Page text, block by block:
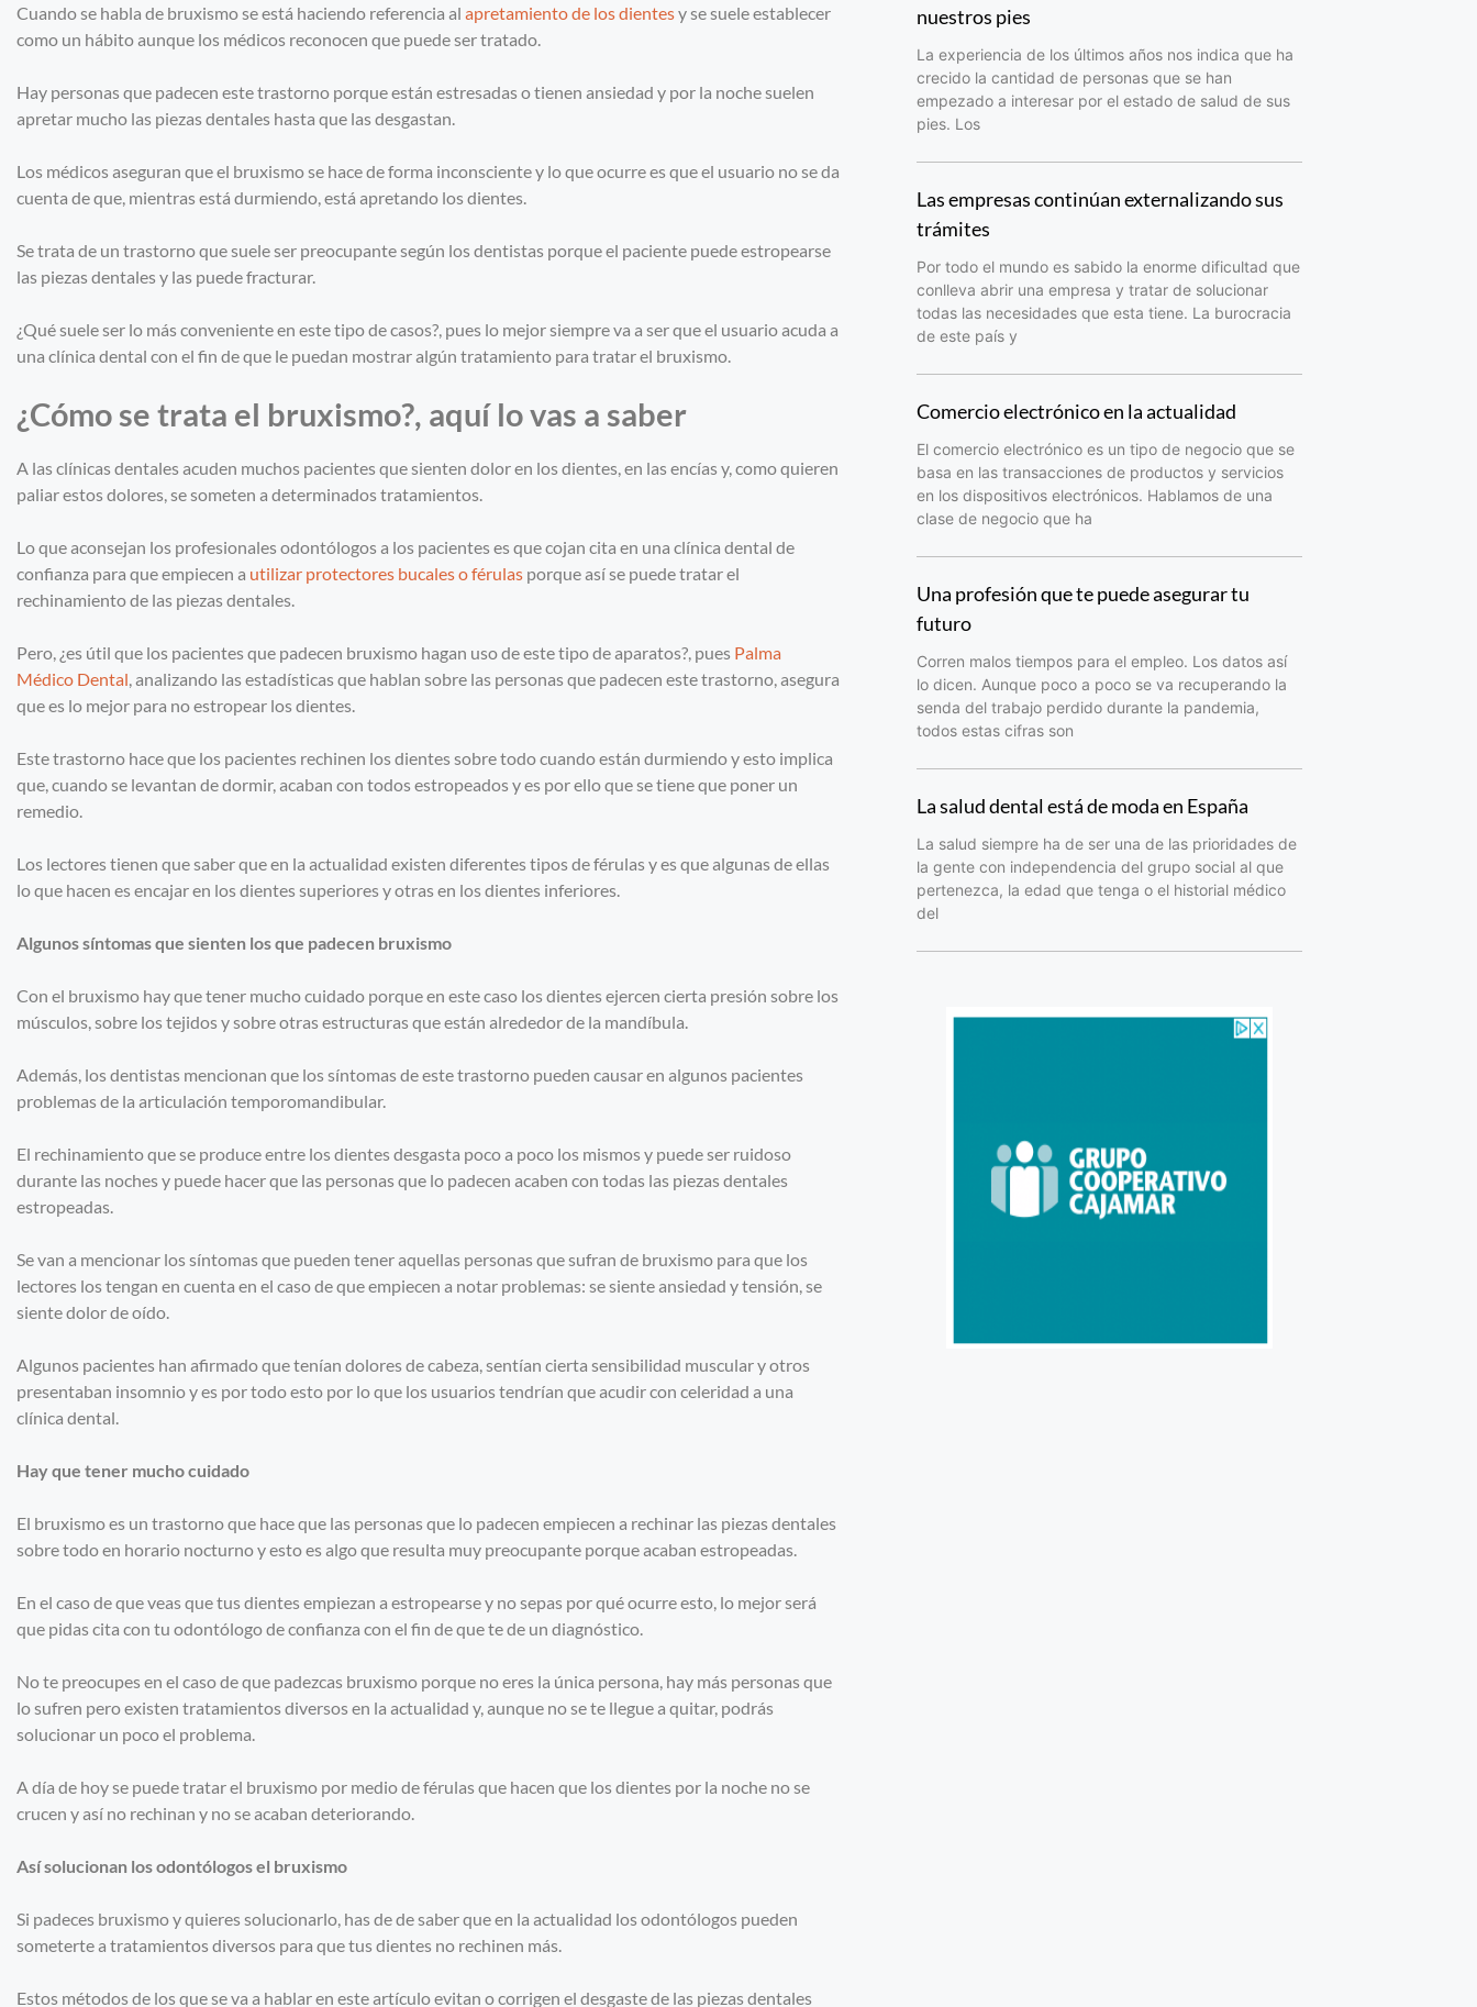
Cuando se habla de bruxismo se está haciendo referencia al apretamiento de los dientesy se suele establecer
como un hábito aunque los médicos reconocen que puede ser tratado.
Hay personas que padecen este trastorno porque están estresadas o tienen ansiedad y por la noche suelen
apretar mucho las piezas dentales hasta que las desgastan.
Los médicos aseguran que el bruxismo se hace de forma inconsciente y lo que ocurre es que el usuario no se da
cuenta de que, mientras está durmiendo, está apretando los dientes.
Se trata de un trastorno que suele ser preocupante según los dentistas porque el paciente puede estropearse
las piezas dentales y las puede fracturar.
¿Qué suele ser lo más conveniente en este tipo de casos?, pues lo mejor siempre va a ser que el usuario acuda a
una clínica dental con el fin de que le puedan mostrar algún tratamiento para tratar el bruxismo.
¿Cómo se trata el bruxismo?, aquí lo vas a saber
A las clínicas dentales acuden muchos pacientes que sienten dolor en los dientes, en las encías y, como quieren
paliar estos dolores, se someten a determinados tratamientos.
Lo que aconsejan los profesionales odontólogos a los pacientes es que cojan cita en una clínica dental de
confianza para que empiecen a utilizar protectores bucales o férulas porque así se puede tratar el
rechinamiento de las piezas dentales.
Pero, ¿es útil que los pacientes que padecen bruxismo hagan uso de este tipo de aparatos?, pues Palma
Médico Dental , analizando las estadísticas que hablan sobre las personas que padecen este trastorno, asegura
que es lo mejor para no estropear los dientes.
Este trastorno hace que los pacientes rechinen los dientes sobre todo cuando están durmiendo y esto implica
que, cuando se levantan de dormir, acaban con todos estropeados y es por ello que se tiene que poner un
remedio.
Los lectores tienen que saber que en la actualidad existen diferentes tipos de férulas y es que algunas de ellas
lo que hacen es encajar en los dientes superiores y otras en los dientes inferiores.
Algunos síntomas que sienten los que padecen bruxismo
Con el bruxismo hay que tener mucho cuidado porque en este caso los dientes ejercen cierta presión sobre los
músculos, sobre los tejidos y sobre otras estructuras que están alrededor de la mandíbula.
Además, los dentistas mencionan que los síntomas de este trastorno pueden causar en algunos pacientes
problemas de la articulación temporomandibular.
El rechinamiento que se produce entre los dientes desgasta poco a poco los mismos y puede ser ruidoso
durante las noches y puede hacer que las personas que lo padecen acaben con todas las piezas dentales
estropeadas.
Se van a mencionar los síntomas que pueden tener aquellas personas que sufran de bruxismo para que los
lectores los tengan en cuenta en el caso de que empiecen a notar problemas: se siente ansiedad y tensión, se
siente dolor de oído.
Algunos pacientes han afirmado que tenían dolores de cabeza, sentían cierta sensibilidad muscular y otros
presentaban insomnio y es por todo esto por lo que los usuarios tendrían que acudir con celeridad a una
clínica dental.
Hay que tener mucho cuidado
El bruxismo es un trastorno que hace que las personas que lo padecen empiecen a rechinar las piezas dentales
sobre todo en horario nocturno y esto es algo que resulta muy preocupante porque acaban estropeadas.
En el caso de que veas que tus dientes empiezan a estropearse y no sepas por qué ocurre esto, lo mejor será
que pidas cita con tu odontólogo de confianza con el fin de que te de un diagnóstico.
No te preocupes en el caso de que padezcas bruxismo porque no eres la única persona, hay más personas que
lo sufren pero existen tratamientos diversos en la actualidad y, aunque no se te llegue a quitar, podrás
solucionar un poco el problema.
A día de hoy se puede tratar el bruxismo por medio de férulas que hacen que los dientes por la noche no se
crucen y así no rechinan y no se acaban deteriorando.
Así solucionan los odontólogos el bruxismo
Si padeces bruxismo y quieres solucionarlo, has de de saber que en la actualidad los odontólogos pueden
someterte a tratamientos diversos para que tus dientes no rechinen más.
Estos métodos de los que se va a hablar en este artículo evitan o corrigen el desgaste de las piezas dentales
nuestros pies
La experiencia de los últimos años nos indica que ha
crecido la cantidad de personas que se han
empezado a interesar por el estado de salud de sus
pies. Los
Las empresas continúan externalizando sus
trámites
Por todo el mundo es sabido la enorme dificultad que
conlleva abrir una empresa y tratar de solucionar
todas las necesidades que esta tiene. La burocracia
de este país y
Comercio electrónico en la actualidad
El comercio electrónico es un tipo de negocio que se
basa en las transacciones de productos y servicios
en los dispositivos electrónicos. Hablamos de una
clase de negocio que ha
Una profesión que te puede asegurar tu
futuro
Corren malos tiempos para el empleo. Los datos así
lo dicen. Aunque poco a poco se va recuperando la
senda del trabajo perdido durante la pandemia,
todos estas cifras son
La salud dental está de moda en España
La salud siempre ha de ser una de las prioridades de
la gente con independencia del grupo social al que
pertenezca, la edad que tenga o el historial médico
del